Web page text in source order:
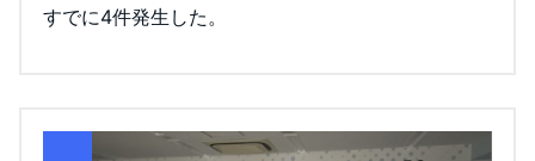
すでに4件発生した。